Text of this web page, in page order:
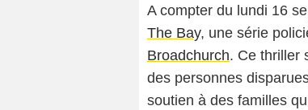
A compter du lundi 16
The Bay, une série
Broadchurch. Ce thriller
des personnes
soutien à des familles